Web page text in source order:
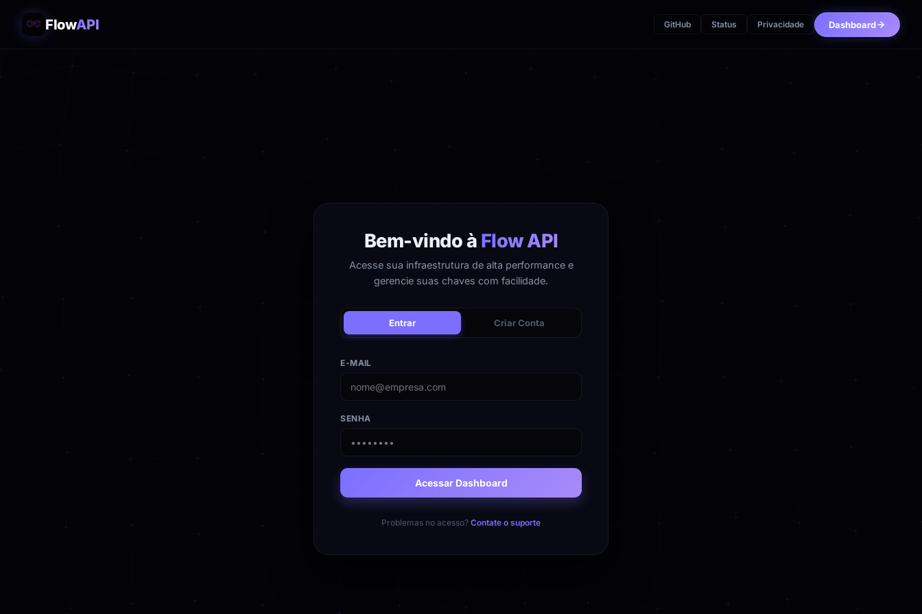
FlowAPI GitHub Status Privacidade Dashboard
Bem-vindo à Flow API
Acesse sua infraestrutura de alta performance e
gerencie suas chaves com facilidade.
Entrar Criar Conta
E-MAIL
SENHA
Acessar Dashboard
Problemas no acesso? Contate o suporte